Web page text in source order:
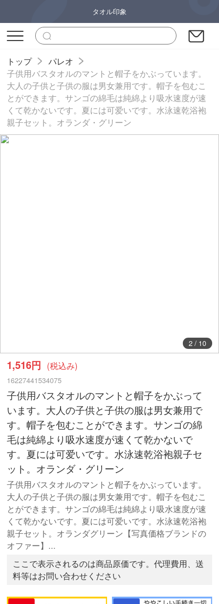
タオル印象
トップ
パレオ
子供用バスタオルのマントと帽子をかぶっています。
大人の子供と子供の服は男女兼用です。帽子を包むこ
とができます。サンゴの綿毛は純綿より吸水速度が速
くて乾かないです。夏には可爱いです。水泳速乾浴袍
親子セット。オランダ・グリーン
2/ 10
1,516円 (税込み)
16227441534075
子供用バスタオルのマントと帽子をかぶって
います。大人の子供と子供の服は男女兼用で
す。帽子を包むことができます。サンゴの綿
毛は純綿より吸水速度が速くて乾かないで
す。夏には可爱いです。水泳速乾浴袍親子セ
ット。オランダ・グリーン
子供用バスタオルのマントと帽子をかぶっています。
大人の子供と子供の服は男女兼用です。帽子を包むこ
とができます。サンゴの綿毛は純綿より吸水速度が速
くて乾かないです。夏には可爱いです。水泳速乾浴袍
親子セット。オランダグリーン【写真価格ブランドの
オファー】...
ここで表示されるのは商品原価です。代理費用、送
料等はお問い合わせください